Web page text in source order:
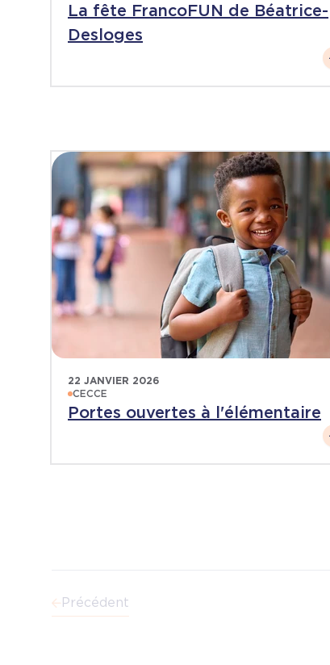
La fête FrancoFUN de Béatrice-
Desloges
22 JANVIER 2026
CECCE
Portes ouvertes à l'élémentaire
Pagination
Précédent